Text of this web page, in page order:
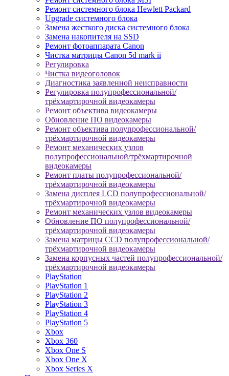
Ремонт системного блока Hewlett Packard
Upgrade системного блока
Замена жесткого диска системного блока
Замена накопителя на SSD
Ремонт фотоаппарата Canon
Чистка матрицы Canon 5d mark ii
Регулировка
Чистка видеоголовок
Диагностика заявленной неисправности
Регулировка полупрофессиональной/
трёхмартирочной видеокамеры
Ремонт объектива видеокамеры
Обновление ПО видеокамеры
Ремонт объектива полупрофессиональной/
трёхмартирочной видеокамеры
Ремонт механических узлов
полупрофессиональной/трёхмартирочной
видеокамеры
Ремонт платы полупрофессиональной/
трёхмартирочной видеокамеры
Замена дисплея LCD полупрофессиональной/
трёхмартирочной видеокамеры
Ремонт механических узлов видеокамеры
Обновление ПО полупрофессиональной/
трёхмартирочной видеокамеры
Замена матрицы CCD полупрофессиональной/
трёхмартирочной видеокамеры
Замена корпусных частей полупрофессиональной/
трёхмартирочной видеокамеры
PlayStation
PlayStation 1
PlayStation 2
PlayStation 3
PlayStation 4
PlayStation 5
Xbox
Xbox 360
Xbox One S
Xbox One X
Xbox Series X